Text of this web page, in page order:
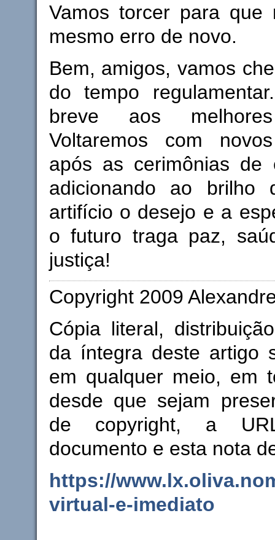
Vamos torcer para que
mesmo erro de novo.
Bem, amigos, vamos
do tempo
breve aos
Voltaremos com
após as cerimônias de
adicionando ao brilho
artifício o desejo e a
o futuro traga paz,
justiça!
Copyright 2009
Cópia literal,
da íntegra deste artigo
em qualquer meio, em
desde que sejam
de copyright, a
documento e esta nota
https://
virtual-e-imediato